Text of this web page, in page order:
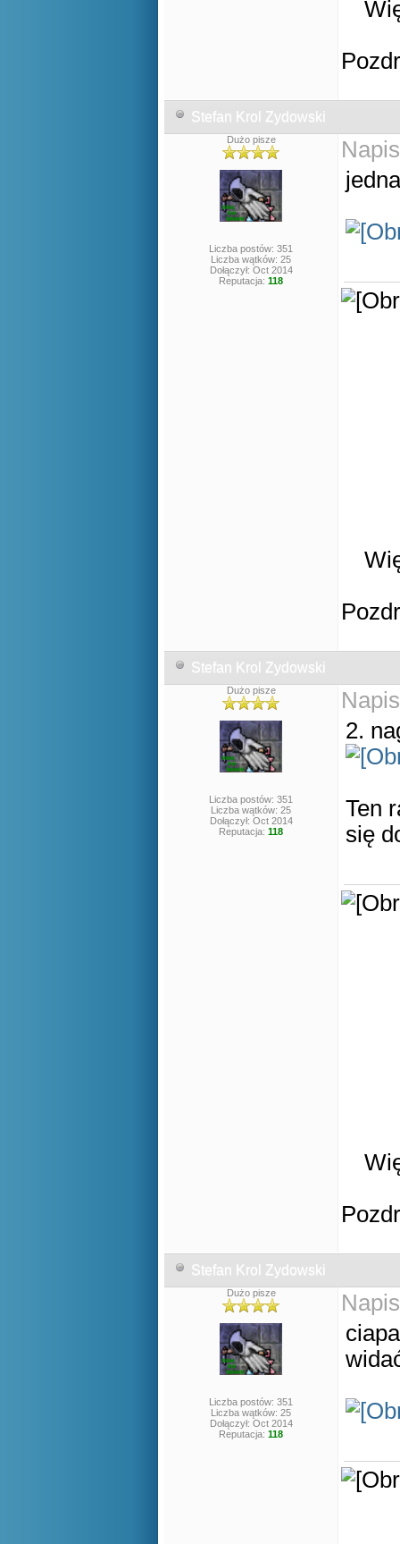
Stefan Krol Zydowski
Dużo pisze
Liczba postów: 351
Liczba wątków: 25
Dołączył: Oct 2014
Reputacja: 118
Stefan Krol Zydowski
Dużo pisze
Liczba postów: 351
Liczba wątków: 25
Dołączył: Oct 2014
Reputacja: 118
2.
Ten
się
Stefan Krol Zydowski
Dużo pisze
Liczba postów: 351
Liczba wątków: 25
Dołączył: Oct 2014
Reputacja: 118